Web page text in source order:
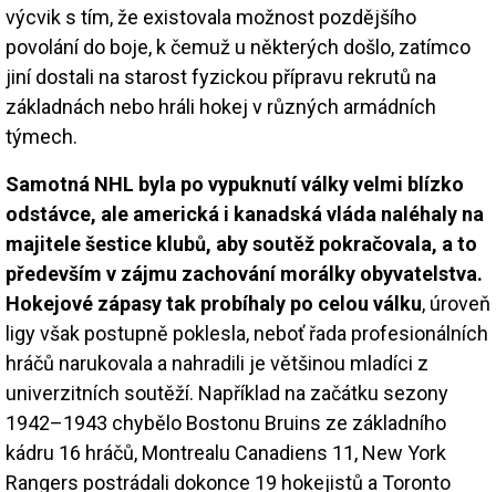
výcvik s tím, že existovala možnost pozdějšího
povolání do boje, k čemuž u některých došlo, zatímco
jiní dostali na starost fyzickou přípravu rekrutů na
základnách nebo hráli hokej v různých armádních
týmech.
Samotná NHL byla po vypuknutí války velmi blízko
odstávce, ale americká i kanadská vláda naléhaly na
majitele šestice klubů, aby soutěž pokračovala, a to
především v zájmu zachování morálky obyvatelstva.
Hokejové zápasy tak probíhaly po celou válku, úroveň
ligy však postupně poklesla, neboť řada profesionálních
hráčů narukovala a nahradili je většinou mladíci z
univerzitních soutěží. Například na začátku sezony
1942–1943 chybělo Bostonu Bruins ze základního
kádru 16 hráčů, Montrealu Canadiens 11, New York
Rangers postrádali dokonce 19 hokejistů a Toronto